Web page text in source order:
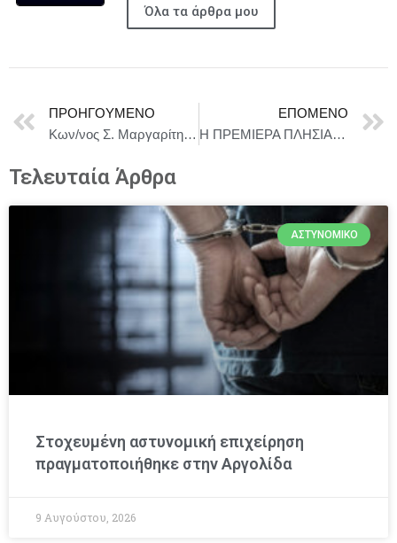
Όλα τα άρθρα μου
ΠΡΟΗΓΟΎΜΕΝΟ
Κων/νος Σ. Μαργαρίτης : Οι δήμοι και οι περιφέρειες να έχουν ρόλο στην εφαρμογή των πολιτικών της ΕΕ.
ΕΠΌΜΕΝΟ
Η ΠΡΕΜΙΕΡΑ ΠΛΗΣΙΑΖΕΙ – “ΕΚΕΙΝΟΣ ΚΙ ΕΚΕΙΝΟΣ” ΣΤΟ ΘΕΑΤΡΟ ΑΡΓΩ ΑΠΟ ΤΙΣ 29 ΟΚΤΩΒΡΙΟΥ
Τελευταία Άρθρα
ΑΣΤΥΝΟΜΙΚΌ
Στοχευμένη αστυνομική επιχείρηση
πραγματοποιήθηκε στην Αργολίδα
9 Αυγούστου, 2026